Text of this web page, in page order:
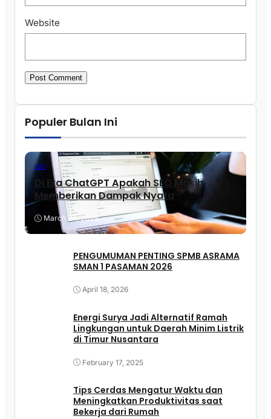
Website
Populer Bulan Ini
SEO
Di Era ChatGPT Apakah SEO Masih
Memberikan Dampak Nyata
March 24, 2025
PENGUMUMAN PENTING SPMB ASRAMA
SMAN 1 PASAMAN 2026
April 18, 2026
Energi Surya Jadi Alternatif Ramah
Lingkungan untuk Daerah Minim Listrik
di Timur Nusantara
February 17, 2025
Tips Cerdas Mengatur Waktu dan
Meningkatkan Produktivitas saat
Bekerja dari Rumah